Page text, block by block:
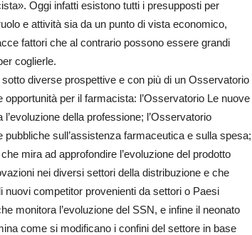
Oggi infatti esistono tutti i presupposti per
e attività sia da un punto di vista economico,
fattori che al contrario possono essere grandi
coglierle.
diverse prospettive e con più di un Osservatorio
per il farmacista: l’Osservatorio Le nuove
della professione; l’Osservatorio
sull’assistenza farmaceutica e sulla spesa;
mira ad approfondire l’evoluzione del prodotto
nei diversi settori della distribuzione e che
nuovi competitor provenienti da settori o Paesi
monitora l’evoluzione del SSN, e infine il neonato
come si modificano i confini del settore in base